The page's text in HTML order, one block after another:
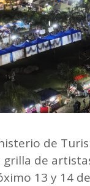
de
grilla de
13 y 14